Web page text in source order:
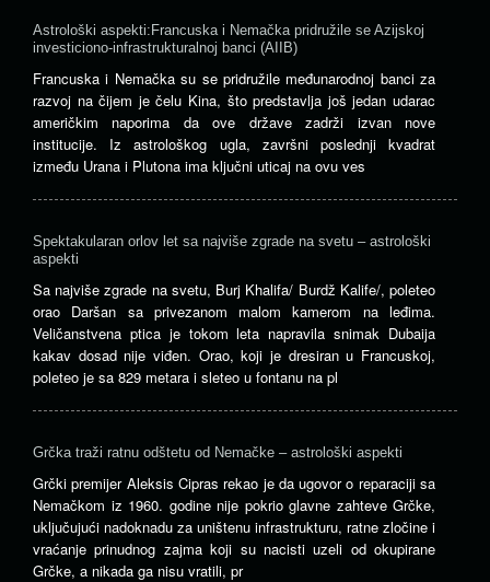
Astrološki aspekti:Francuska i Nemačka pridružile se Azijskoj
investiciono-infrastrukturalnoj banci (AIIB)
Francuska i Nemačka su se pridružile međunarodnoj banci za
razvoj na čijem je čelu Kina, što predstavlja još jedan udarac
američkim naporima da ove države zadrži izvan nove
institucije. Iz astrološkog ugla, završni poslednji kvadrat
između Urana i Plutona ima ključni uticaj na ovu ves
Spektakularan orlov let sa najviše zgrade na svetu – astrološki
aspekti
Sa najviše zgrade na svetu, Burj Khalifa/ Burdž Kalife/, poleteo
orao Daršan sa privezanom malom kamerom na leđima.
Veličanstvena ptica je tokom leta napravila snimak Dubaija
kakav dosad nije viđen. Orao, koji je dresiran u Francuskoj,
poleteo je sa 829 metara i sleteo u fontanu na pl
Grčka traži ratnu odštetu od Nemačke – astrološki aspekti
Grčki premijer Aleksis Cipras rekao je da ugovor o reparaciji sa
Nemačkom iz 1960. godine nije pokrio glavne zahteve Grčke,
uključujući nadoknadu za uništenu infrastrukturu, ratne zločine i
vraćanje prinudnog zajma koji su nacisti uzeli od okupirane
Grčke, a nikada ga nisu vratili, pr